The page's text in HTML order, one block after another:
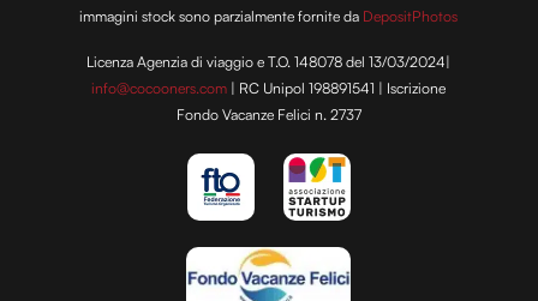
immagini stock sono parzialmente fornite da DepositPhotos
Licenza Agenzia di viaggio e T.O. 148078 del 13/03/2024|
info@cocooners.com | RC Unipol 198891541 | Iscrizione
Fondo Vacanze Felici n. 2737